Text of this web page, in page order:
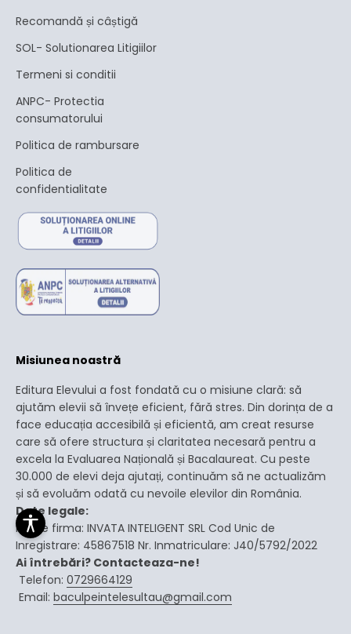
Recomandă și câștigă
SOL- Solutionarea Litigiilor
Termeni si conditii
ANPC- Protectia
consumatorului
Politica de rambursare
Politica de
confidentialitate
Misiunea noastră
Editura Elevului a fost fondată cu o misiune clară: să
ajutăm elevii să învețe eficient, fără stres. Din dorința de a
face educația accesibilă și eficientă, am creat resurse
care să ofere structura și claritatea necesară pentru a
excela la Evaluarea Națională și Bacalaureat. Cu peste
30.000 de elevi deja ajutați, continuăm să ne actualizăm
și să evoluăm odată cu nevoile elevilor din România.
Date legale:
Nume firma: INVATA INTELIGENT SRL Cod Unic de
Inregistrare: 45867518 Nr. Inmatriculare: J40/5792/2022
Ai întrebări? Contacteaza-ne!
Telefon: 0729664129
Email: baculpeintelesultau@gmail.com